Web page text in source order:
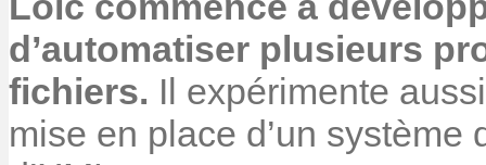
d’automatiser plusieurs
fichiers. Il expérimente
mise en place d’un